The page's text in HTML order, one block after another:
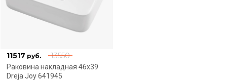
13550
11517 руб.
Раковина накладная 46x39
Dreja Joy 641945